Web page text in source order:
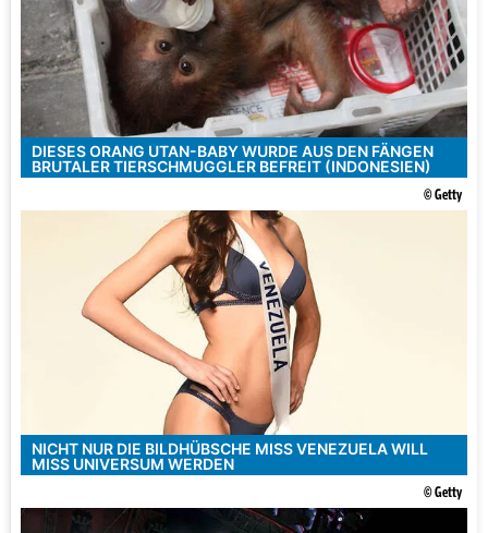
DIESES ORANG UTAN-BABY WURDE AUS DEN FÄNGEN
BRUTALER TIERSCHMUGGLER BEFREIT (INDONESIEN)
© Getty
NICHT NUR DIE BILDHÜBSCHE MISS VENEZUELA WILL
MISS UNIVERSUM WERDEN
© Getty